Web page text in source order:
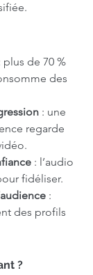
plus de 70 %
des
: une
regarde
: l’audio
fidéliser.
:
des profils
?